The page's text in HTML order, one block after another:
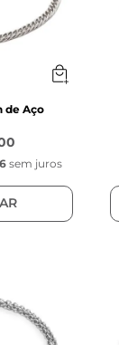
de Aço
sem juros